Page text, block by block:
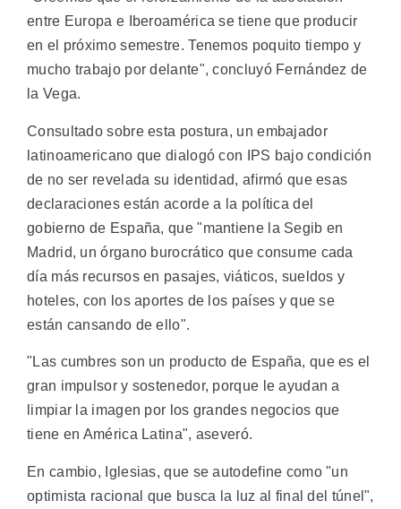
entre Europa e Iberoamérica se tiene que producir
en el próximo semestre. Tenemos poquito tiempo y
mucho trabajo por delante", concluyó Fernández de
la Vega.
Consultado sobre esta postura, un embajador
latinoamericano que dialogó con IPS bajo condición
de no ser revelada su identidad, afirmó que esas
declaraciones están acorde a la política del
gobierno de España, que "mantiene la Segib en
Madrid, un órgano burocrático que consume cada
día más recursos en pasajes, viáticos, sueldos y
hoteles, con los aportes de los países y que se
están cansando de ello".
"Las cumbres son un producto de España, que es el
gran impulsor y sostenedor, porque le ayudan a
limpiar la imagen por los grandes negocios que
tiene en América Latina", aseveró.
En cambio, Iglesias, que se autodefine como "un
optimista racional que busca la luz al final del túnel",